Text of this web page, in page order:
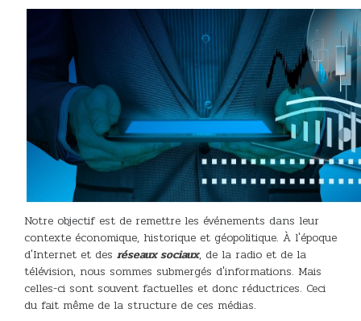
Notre objectif est de remettre les événements dans leur
contexte économique, historique et géopolitique. À l'époque
d'Internet et des réseaux sociaux, de la radio et de la
télévision, nous sommes submergés d'informations. Mais
celles-ci sont souvent factuelles et donc réductrices. Ceci
du fait même de la structure de ces médias.